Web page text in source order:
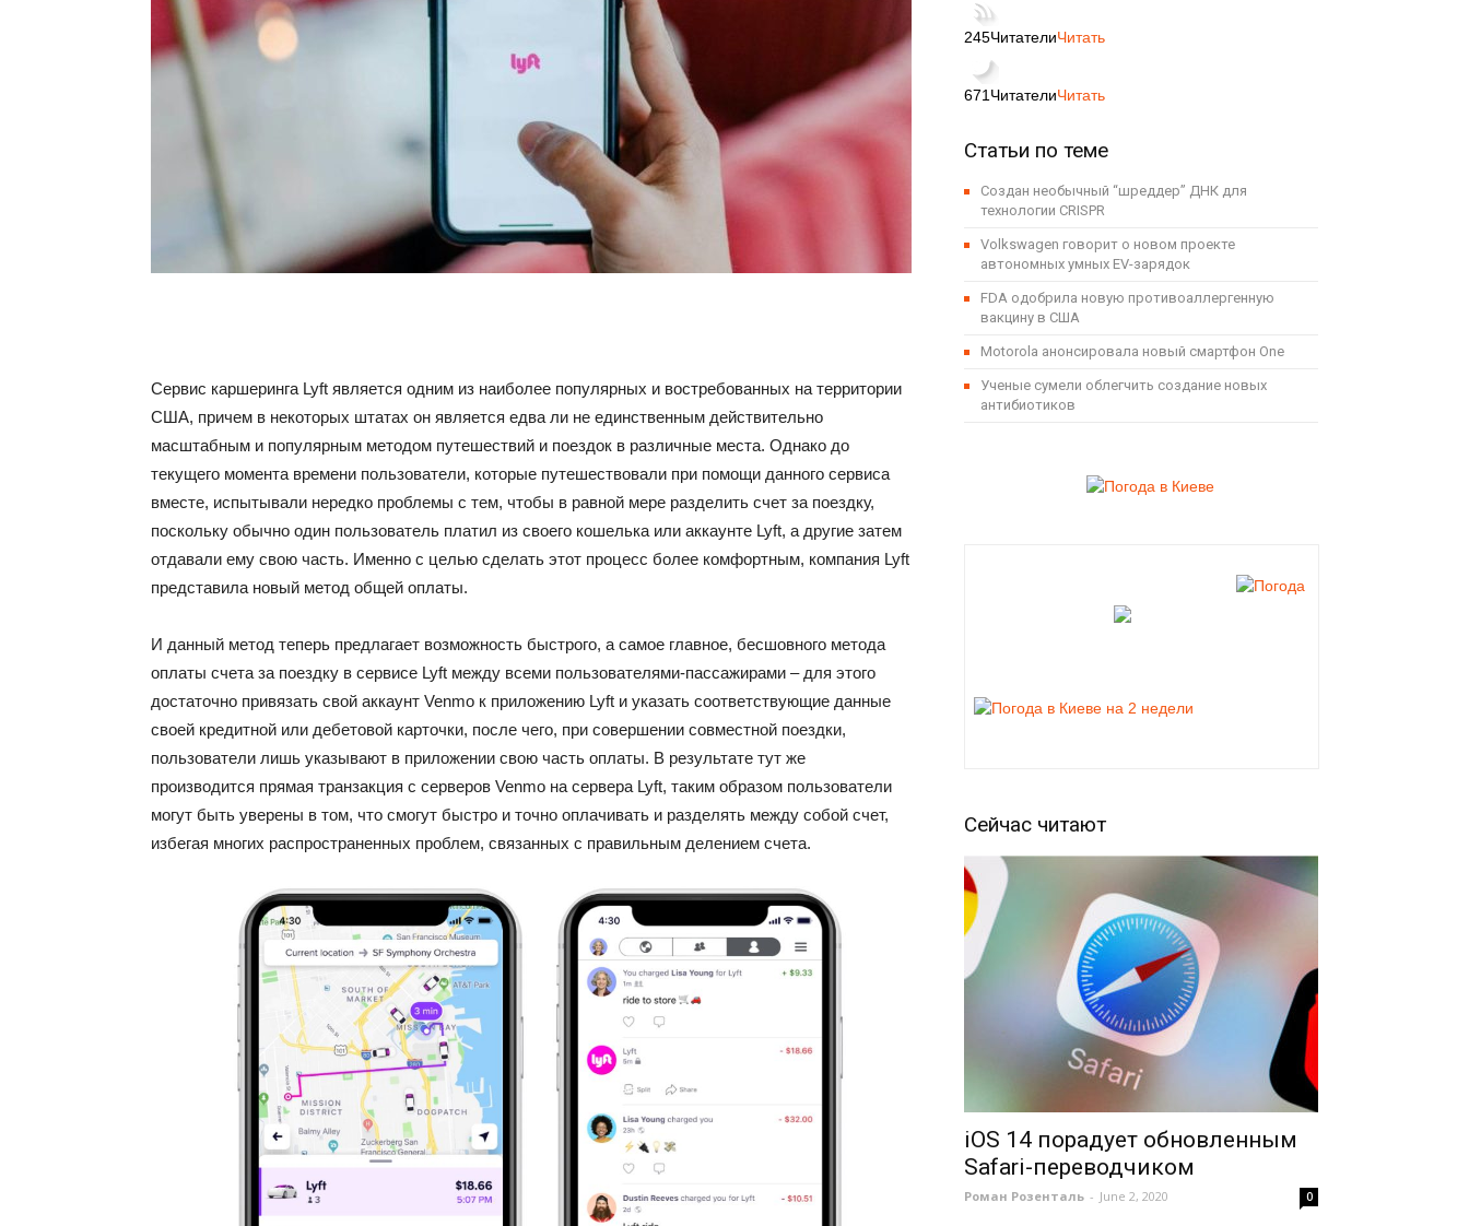
Сервис каршеринга Lyft является одним из наиболее популярных и востребованных на территории
США, причем в некоторых штатах он является едва ли не единственным действительно
масштабным и популярным методом путешествий и поездок в различные места. Однако до
текущего момента времени пользователи, которые путешествовали при помощи данного сервиса
вместе, испытывали нередко проблемы с тем, чтобы в равной мере разделить счет за поездку,
поскольку обычно один пользователь платил из своего кошелька или аккаунте Lyft, а другие затем
отдавали ему свою часть. Именно с целью сделать этот процесс более комфортным, компания Lyft
представила новый метод общей оплаты.
И данный метод теперь предлагает возможность быстрого, а самое главное, бесшовного метода
оплаты счета за поездку в сервисе Lyft между всеми пользователями-пассажирами – для этого
достаточно привязать свой аккаунт Venmo к приложению Lyft и указать соответствующие данные
своей кредитной или дебетовой карточки, после чего, при совершении совместной поездки,
пользователи лишь указывают в приложении свою часть оплаты. В результате тут же
производится прямая транзакция с серверов Venmo на сервера Lyft, таким образом пользователи
могут быть уверены в том, что смогут быстро и точно оплачивать и разделять между собой счет,
избегая многих распространенных проблем, связанных с правильным делением счета.
245ЧитателиЧитать
671 ЧитателиЧитать
Статьи по теме
Создан необычный “шреддер” ДНК для
технологии CRISPR
Volkswagen говорит о новом проекте
автономных умных EV-зарядок
FDA одобрила новую противоаллергенную
вакцину в США
Motorola анонсировала новый смартфон One
Ученые сумели облегчить создание новых
антибиотиков
Сейчас читают
iOS 14 порадует обновленным
Safari-переводчиком
Роман Розенталь - June 2, 2020 0